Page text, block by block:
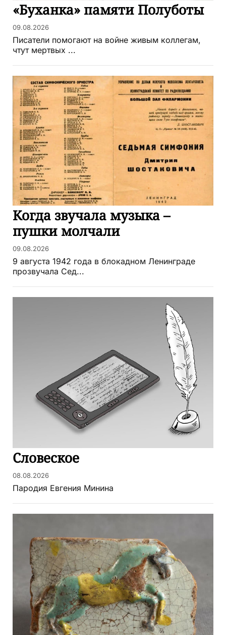
«Буханка» памяти Полуботы
09.08.2026
Писатели помогают на войне живым коллегам,
чтут мертвых ...
Когда звучала музыка –
пушки молчали
09.08.2026
9 августа 1942 года в блокадном Ленинграде
прозвучала Сед...
Словеское
08.08.2026
Пародия Евгения Минина